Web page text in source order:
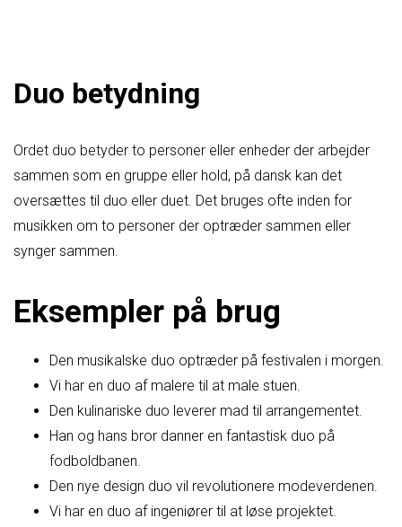
Duo betydning
Ordet duo betyder to personer eller enheder der arbejder
sammen som en gruppe eller hold, på dansk kan det
oversættes til duo eller duet. Det bruges ofte inden for
musikken om to personer der optræder sammen eller
synger sammen.
Eksempler på brug
Den musikalske duo optræder på festivalen i morgen.
Vi har en duo af malere til at male stuen.
Den kulinariske duo leverer mad til arrangementet.
Han og hans bror danner en fantastisk duo på
fodboldbanen.
Den nye design duo vil revolutionere modeverdenen.
Vi har en duo af ingeniører til at løse projektet.